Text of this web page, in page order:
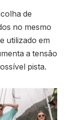
de
no mesmo
utilizado em
a tensão
pista.